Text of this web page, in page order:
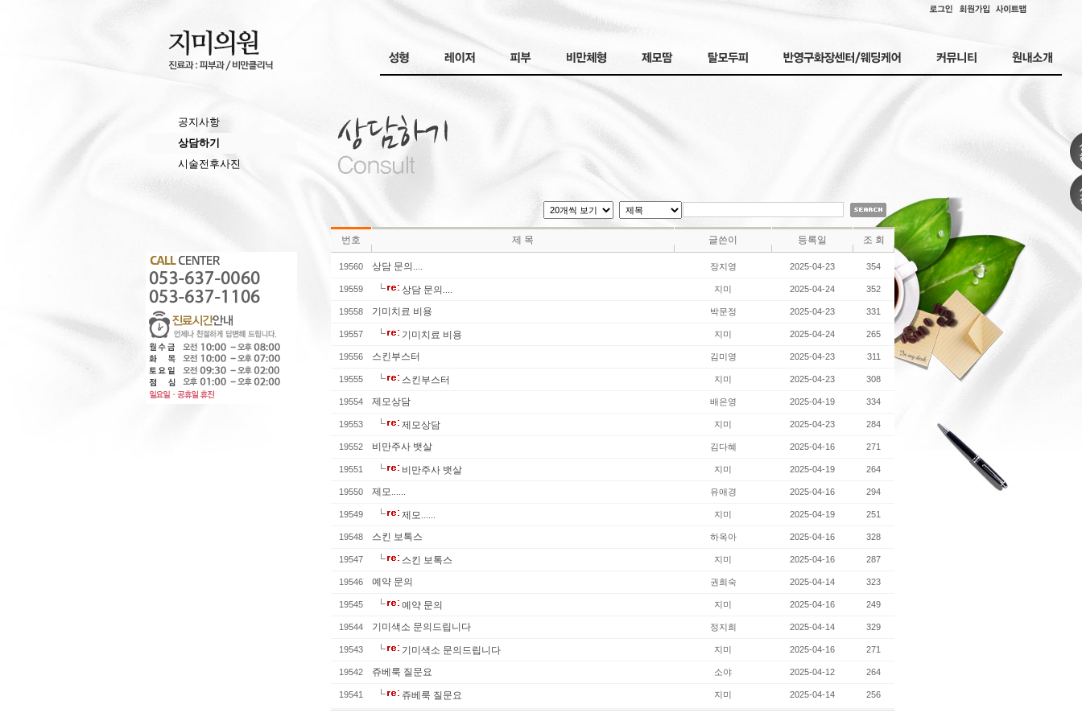
공지사항
상담하기
시술전후사진
번호 제 목 글쓴이 등록일 조 회
19560 상담 문의.... 장지영 2025-04-23 354
19559 상담 문의.... 지미 2025-04-24 352
19558 기미치료 비용 박문정 2025-04-23 331
19557 기미치료 비용 지미 2025-04-24 265
19556 스킨부스터 김미영 2025-04-23 311
19555 스킨부스터 지미 2025-04-23 308
19554 제모상담 배은영 2025-04-19 334
19553 제모상담 지미 2025-04-23 284
19552 비만주사 뱃살 김다혜 2025-04-16 271
19551 비만주사 뱃살 지미 2025-04-19 264
19550 제모...... 유애경 2025-04-16 294
19549 제모...... 지미 2025-04-19 251
19548 스킨 보톡스 하옥아 2025-04-16 328
19547 스킨 보톡스 지미 2025-04-16 287
19546 예약 문의 권희숙 2025-04-14 323
19545 예약 문의 지미 2025-04-16 249
19544 기미색소 문의드립니다 정지희 2025-04-14 329
19543 기미색소 문의드립니다 지미 2025-04-16 271
19542 쥬베룩 질문요 소야 2025-04-12 264
19541 쥬베룩 질문요 지미 2025-04-14 256